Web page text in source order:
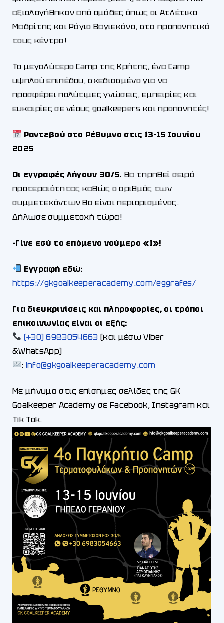
αξιολογήθηκαν από ομάδες όπως οι Ατλέτικο
Μαδρίτης και Ράγιο Βαγιεκάνο, στα προπονητικά
τους κέντρα!
Το μεγαλύτερο Camp της Κρήτης, ένα Camp
υψηλού επιπέδου, σχεδιασμένο για να
προσφέρει πολύτιμες γνώσεις, εμπειρίες και
ευκαιρίες σε νέους goalkeepers και προπονητές!
Ραντεβού στο Ρέθυμνο στις 13-15 Ιουνίου
2025
Οι εγγραφές λήγουν 30/5. Θα τηρηθεί σειρά
προτεραιότητας καθώς ο αριθμός των
συμμετεχόντων θα είναι περιορισμένος.
Δήλωσε συμμετοχή τώρα!
-Γίνε εσύ το επόμενο νούμερο «1»!
Εγγραφή εδώ:
https://gkgoalkeeperacademy.com/eggrafes/
Για διευκρινίσεις και πληροφορίες, οι τρόποι
επικοινωνίας είναι οι εξής:
(+30) 6983054663 (και μέσω Viber
&WhatsApp)
: info@gkgoalkeeperacademy.com
Με μήνυμα στις επίσημες σελίδες της GK
Goalkeeper Academy σε Facebook, Instagram και
Tik Tok.